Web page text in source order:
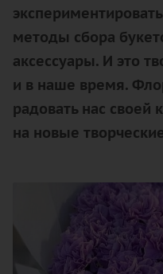
методы сбора
аксессуары. И это
и в наше время.
радовать нас своей
на новые